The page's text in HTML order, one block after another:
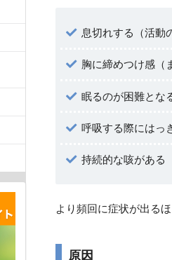
息切れする（活動
胸に締めつけ感（
眠るのが困難とな
呼吸する際にはっ
持続的な咳がある
より頻回に症状が出る
原因